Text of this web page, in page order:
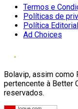
Termos e
Políticas de
Política Editorial
Ad Choices
Bolavip, assim como
pertencente à Better
reservados.